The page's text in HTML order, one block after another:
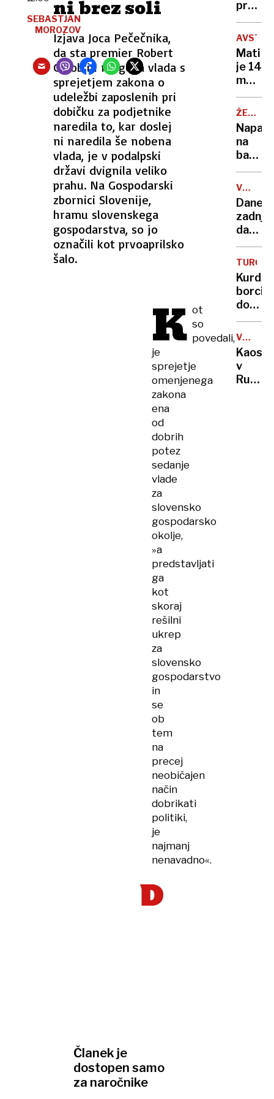
ni brez soli
Izjava Joca Pečečnika,
da sta premier Robert
Golob in njegova vlada s
sprejetjem zakona o
udeležbi zaposlenih pri
dobičku za podjetnike
naredila to, kar doslej
ni naredila še nobena
vlada, je v podalpski
državi dvignila veliko
prahu. Na Gospodarski
zbornici Slovenije,
hramu slovenskega
gospodarstva, so jo
označili kot prvoaprilsko
šalo.
SEBASTJAN
MOROZOV
K ot
so
povedali,
je
sprejetje
omenjenega
zakona
ena
od
dobrih
potez
sedanje
vlade
za
slovensko
gospodarsko
okolje,
»a
predstavljati
ga
kot
skoraj
rešilni
ukrep
za
slovensko
gospodarstvo
in
se
ob
tem
na
precej
neobičajen
način
dobrikati
politiki,
je
najmanj
nenavadno«.
Članek je
dostopen samo
za naročnike
edino
za
pred
ki ga
je v
le en
Mati
je 14
spala
ob
truplu
moža,
sin ji
je
da
okreva
ŽE
15
Napadi
na
veliko
škodo
že
sama
VAL
Danes
zadnji
dan
prihaja
kratka
TURČIJA
borci
VOJNA
V
Kaos
v
Rusiji: